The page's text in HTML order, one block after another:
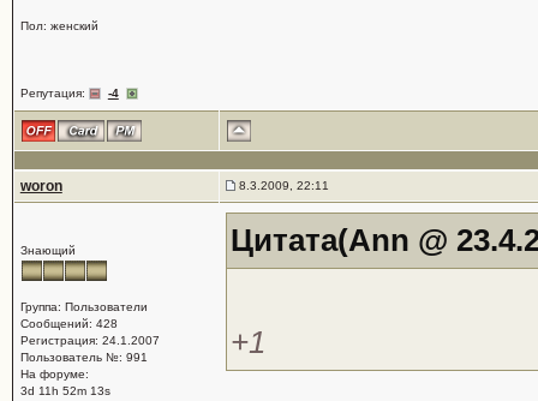
Пол: женский
Репутация: -4
woron 8.3.2009, 22:11
Знающий
Группа: Пользователи
Сообщений: 428
Регистрация: 24.1.2007
Пользователь №: 991
На форуме:
3d 11h 52m 13s
Цитата(Ann @
+1